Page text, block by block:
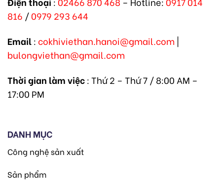
816 /0979 293 644
Email: cokhiviethan.hanoi@gmail.com
bulongviethan@gmail.com
Thời gian làm việc: Thứ 2 – Thứ 7 / 8:00 AM –
17:00 PM
DANH MỤC
Công nghệ sản xuất
Sản phẩm